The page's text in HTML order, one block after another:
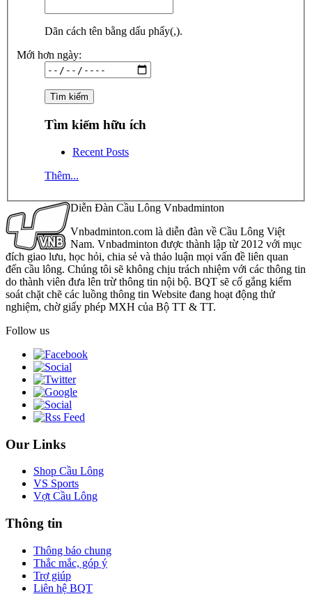
Dãn cách tên bằng dấu phẩy(,).
Mới hơn ngày:
Tìm kiếm hữu ích
Recent Posts
Thêm...
Diễn Đàn Cầu Lông Vnbadminton
Vnbadminton.com là diễn đàn về Cầu Lông Việt
Nam. Vnbadminton được thành lập từ 2012 với mục
đích giao lưu, học hỏi, chia sẻ và thảo luận mọi vấn đề liên quan
đến cầu lông. Chúng tôi sẽ không chịu trách nhiệm với các thông tin
do thành viên đưa lên trừ thông tin nội bộ. BQT sẽ cố gắng kiểm
soát chặt chẽ các luồng thông tin Website đang hoạt động thử
nghiệm, chờ giấy phép MXH của Bộ TT & TT.
Follow us
Our Links
Shop Cầu Lông
VS Sports
Vợt Cầu Lông
Thông tin
Thông báo chung
Thắc mắc, góp ý
Trợ giúp
Liên hệ BQT